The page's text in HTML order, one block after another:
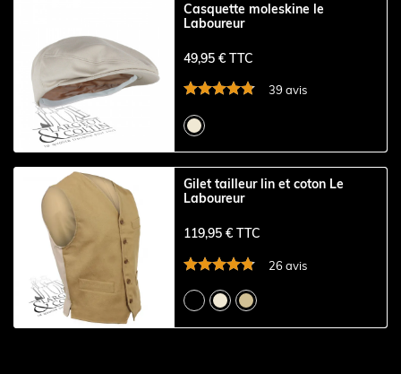
Casquette moleskine le
Laboureur
49,95 € TTC
39 avis
Gilet tailleur lin et coton Le
Laboureur
119,95 € TTC
26 avis